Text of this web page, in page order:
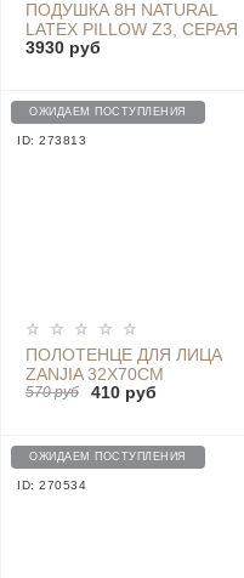
ПОДУШКА 8H NATURAL
LATEX PILLOW Z3, СЕРАЯ
3930 руб
ОЖИДАЕМ ПОСТУПЛЕНИЯ
ID: 273813
ПОЛОТЕНЦЕ ДЛЯ ЛИЦА
ZANJIA 32X70CM
(БИРЮЗОВЫЙ)
570 руб 410 руб
ОЖИДАЕМ ПОСТУПЛЕНИЯ
ID: 270534